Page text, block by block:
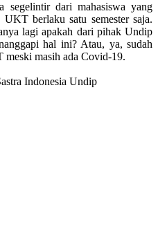
segelintir dari mahasiswa yang
berlaku satu semester saja.
lagi apakah dari pihak Undip
hal ini? Atau, ya, sudah
masih ada Covid-19.
Indonesia Undip